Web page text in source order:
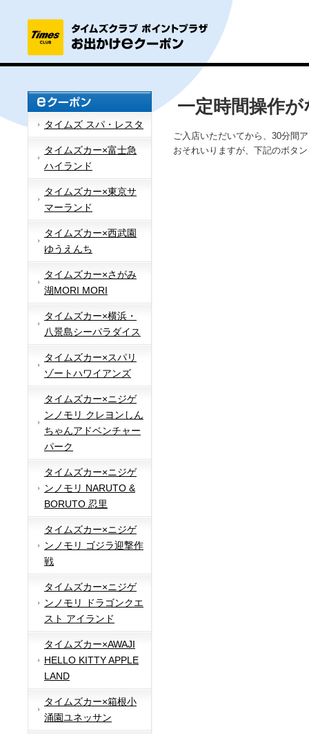
タイムズ スパ・レスタ
タイムズカー×富士急
ハイランド
タイムズカー×東京サ
マーランド
タイムズカー×西武園
ゆうえんち
タイムズカー×さがみ
湖MORI MORI
タイムズカー×横浜・
八景島シーパラダイス
タイムズカー×スパリ
ゾートハワイアンズ
タイムズカー×ニジゲ
ンノモリ クレヨンしん
ちゃんアドベンチャー
パーク
タイムズカー×ニジゲ
ンノモリ NARUTO &
BORUTO 忍里
タイムズカー×ニジゲ
ンノモリ ゴジラ迎撃作
戦
タイムズカー×ニジゲ
ンノモリ ドラゴンクエ
スト アイランド
タイムズカー×AWAJI
HELLO KITTY APPLE
LAND
タイムズカー×箱根小
涌園ユネッサン
一定時間操作
ご入店いただいてから、30分間
おそれいりますが、下記のボタ